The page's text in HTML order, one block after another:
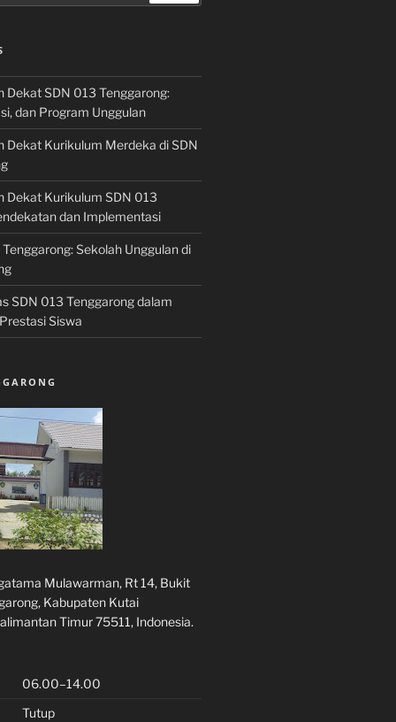
Dekat SDN 013 Tenggarong:
dan Program Unggulan
Dekat Kurikulum Merdeka di SDN
Dekat Kurikulum SDN 013
dan Implementasi
Sekolah Unggulan di
SDN 013 Tenggarong dalam
Siswa
Mulawarman, Rt 14, Bukit
Kabupaten Kutai
Timur 75511, Indonesia.
06.00–14.00
Tutup